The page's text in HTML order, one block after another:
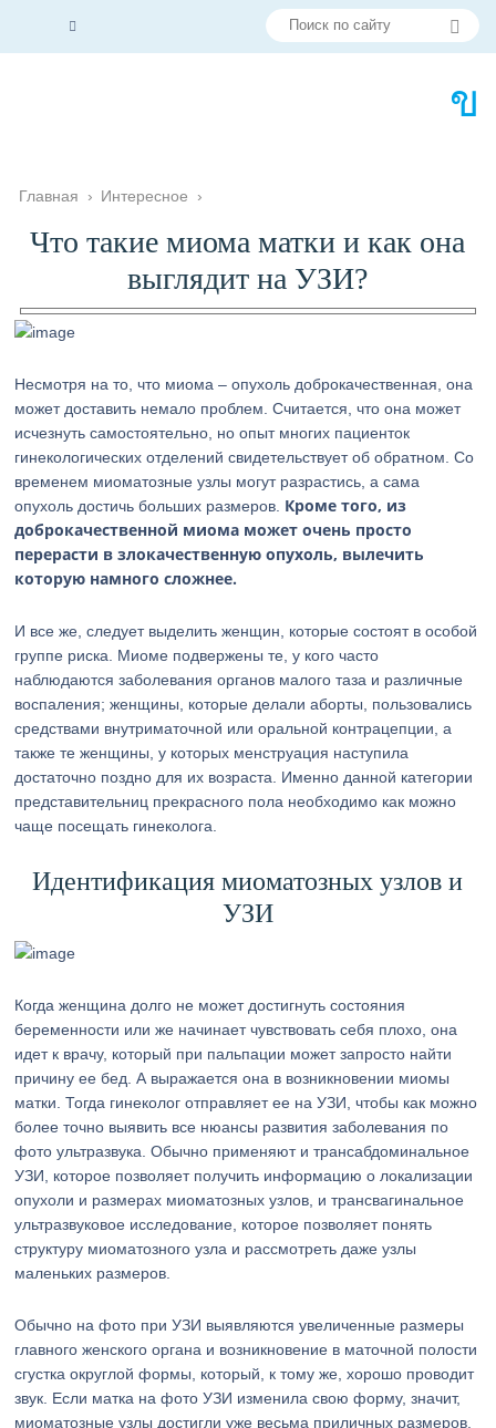
Главная › Интересное ›
Что такие миома матки и как она
выглядит на УЗИ?
Несмотря на то, что миома – опухоль доброкачественная, она
может доставить немало проблем. Считается, что она может
исчезнуть самостоятельно, но опыт многих пациенток
гинекологических отделений свидетельствует об обратном. Со
временем миоматозные узлы могут разрастись, а сама
опухоль достичь больших размеров. Кроме того, из
доброкачественной миома может очень просто
перерасти в злокачественную опухоль, вылечить
которую намного сложнее.
И все же, следует выделить женщин, которые состоят в особой
группе риска. Миоме подвержены те, у кого часто
наблюдаются заболевания органов малого таза и различные
воспаления; женщины, которые делали аборты, пользовались
средствами внутриматочной или оральной контрацепции, а
также те женщины, у которых менструация наступила
достаточно поздно для их возраста. Именно данной категории
представительниц прекрасного пола необходимо как можно
чаще посещать гинеколога.
Идентификация миоматозных узлов и
УЗИ
Когда женщина долго не может достигнуть состояния
беременности или же начинает чувствовать себя плохо, она
идет к врачу, который при пальпации может запросто найти
причину ее бед. А выражается она в возникновении миомы
матки. Тогда гинеколог отправляет ее на УЗИ, чтобы как можно
более точно выявить все нюансы развития заболевания по
фото ультразвука. Обычно применяют и трансабдоминальное
УЗИ, которое позволяет получить информацию о локализации
опухоли и размерах миоматозных узлов, и трансвагинальное
ультразвуковое исследование, которое позволяет понять
структуру миоматозного узла и рассмотреть даже узлы
маленьких размеров.
Обычно на фото при УЗИ выявляются увеличенные размеры
главного женского органа и возникновение в маточной полости
сгустка округлой формы, который, к тому же, хорошо проводит
звук. Если матка на фото УЗИ изменила свою форму, значит,
миоматозные узлы достигли уже весьма приличных размеров.